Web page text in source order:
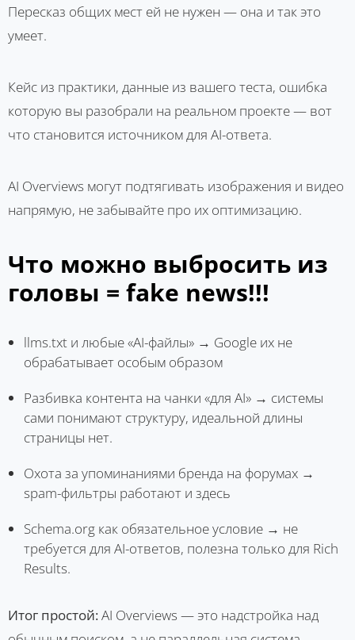
Пересказ общих мест ей не нужен — она и так это
умеет.
Кейс из практики, данные из вашего теста, ошибка
которую вы разобрали на реальном проекте — вот
что становится источником для AI-ответа.
AI Overviews могут подтягивать изображения и видео
напрямую, не забывайте про их оптимизацию.
Что можно выбросить из
головы = fake news!!!
llms.txt и любые «AI-файлы» → Google их не
обрабатывает особым образом
Разбивка контента на чанки «для AI» → системы
сами понимают структуру, идеальной длины
страницы нет.
Охота за упоминаниями бренда на форумах →
spam-фильтры работают и здесь
Schema.org как обязательное условие → не
требуется для AI-ответов, полезна только для Rich
Results.
Итог простой:AI Overviews — это надстройка над